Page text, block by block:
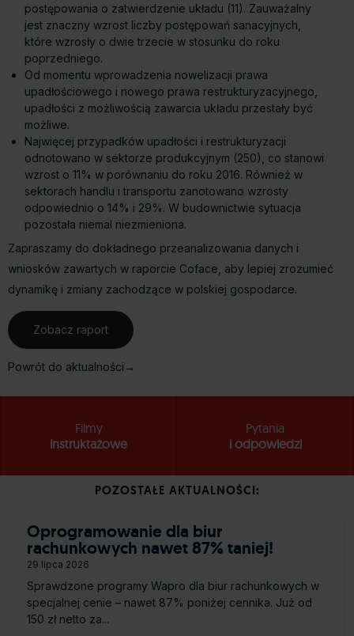
postępowania o zatwierdzenie układu (11). Zauważalny
jest znaczny wzrost liczby postępowań sanacyjnych,
które wzrosły o dwie trzecie w stosunku do roku
poprzedniego.
Od momentu wprowadzenia nowelizacji prawa
upadłościowego i nowego prawa restrukturyzacyjnego,
upadłości z możliwością zawarcia układu przestały być
możliwe.
Najwięcej przypadków upadłości i restrukturyzacji
odnotowano w sektorze produkcyjnym (250), co stanowi
wzrost o 11% w porównaniu do roku 2016. Również w
sektorach handlu i transportu zanotowano wzrosty
odpowiednio o 14% i 29%. W budownictwie sytuacja
pozostała niemal niezmieniona.
Zapraszamy do dokładnego przeanalizowania danych i
wniosków zawartych w raporcie Coface, aby lepiej zrozumieć
dynamikę i zmiany zachodzące w polskiej gospodarce.
Zobacz raport
Powrót do aktualności→
Filmy
instruktażowe
Pytania
i odpowiedzi
POZOSTAŁE AKTUALNOŚCI:
Oprogramowanie dla biur
rachunkowych nawet 87% taniej!
29 lipca 2026
Sprawdzone programy Wapro dla biur rachunkowych w
specjalnej cenie – nawet 87% poniżej cennika. Już od
150 zł netto za...